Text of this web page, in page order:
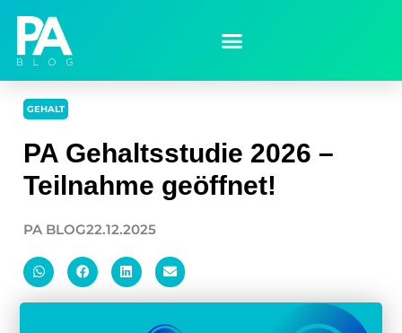
GEHALT
PA Gehaltsstudie 2026 –
Teilnahme geöffnet!
PA BLOG22.12.2025